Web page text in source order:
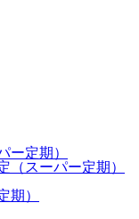
ー定期）
（スーパー定期）
期）